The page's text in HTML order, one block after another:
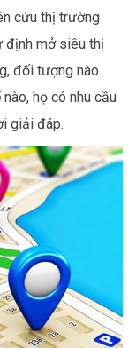
cứu thị trường
định mở siêu thị
đối tượng nào
họ có nhu cầu
giải đáp.